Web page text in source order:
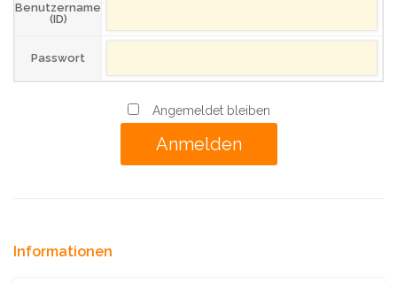
Benutzername
(ID)
Passwort
Angemeldet bleiben
Informationen